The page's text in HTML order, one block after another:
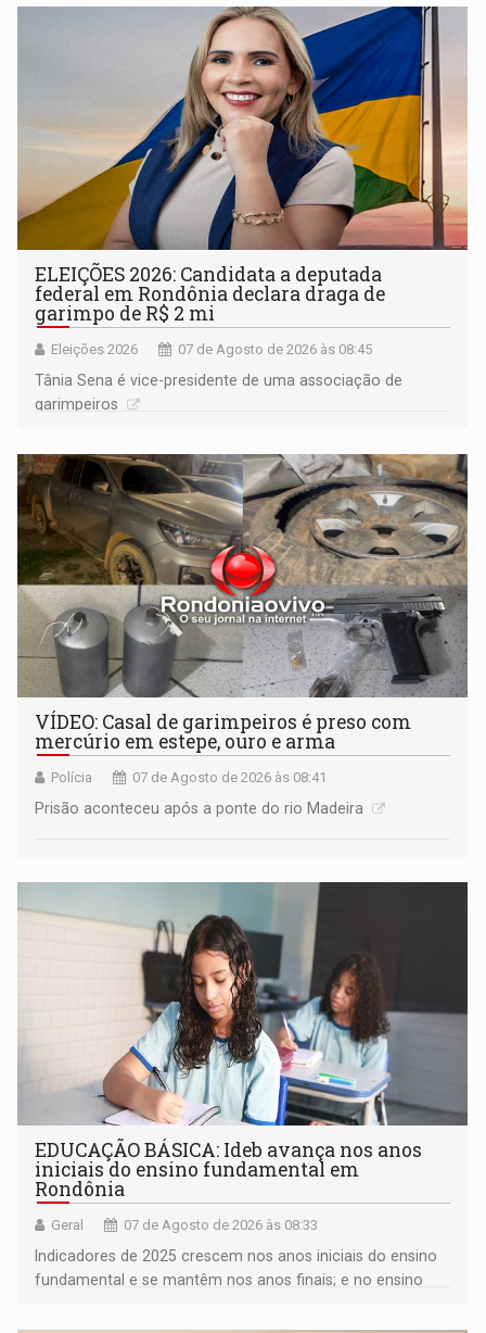
ELEIÇÕES 2026: Candidata a deputada
federal em Rondônia declara draga de
garimpo de R$ 2 mi
Eleições 2026 07 de Agosto de 2026 às 08:45
Tânia Sena é vice-presidente de uma associação de
garimpeiros
VÍDEO: Casal de garimpeiros é preso com
mercúrio em estepe, ouro e arma
Polícia 07 de Agosto de 2026 às 08:41
Prisão aconteceu após a ponte do rio Madeira
EDUCAÇÃO BÁSICA: Ideb avança nos anos
iniciais do ensino fundamental em
Rondônia
Geral 07 de Agosto de 2026 às 08:33
Indicadores de 2025 crescem nos anos iniciais do ensino
fundamental e se mantêm nos anos finais; e no ensino